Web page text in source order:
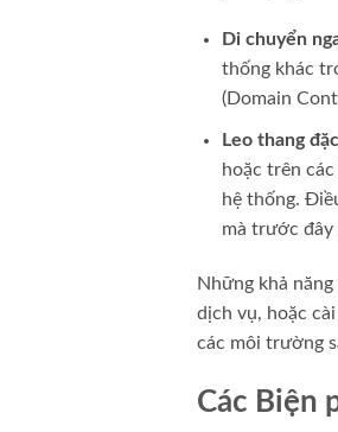
Di chuyển
thống khác
(Domain
Leo thang
hoặc trên
hệ thống.
mà trước đây
Những khả
dịch vụ, hoặc
các môi trường
Các Biện